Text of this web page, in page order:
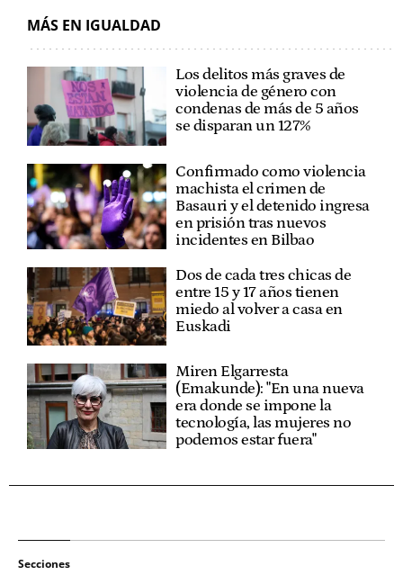
MÁS EN IGUALDAD
Los delitos más graves de
violencia de género con
condenas de más de 5 años
se disparan un 127%
Confirmado como violencia
machista el crimen de
Basauri y el detenido ingresa
en prisión tras nuevos
incidentes en Bilbao
Dos de cada tres chicas de
entre 15 y 17 años tienen
miedo al volver a casa en
Euskadi
Miren Elgarresta
(Emakunde): "En una nueva
era donde se impone la
tecnología, las mujeres no
podemos estar fuera"
Secciones